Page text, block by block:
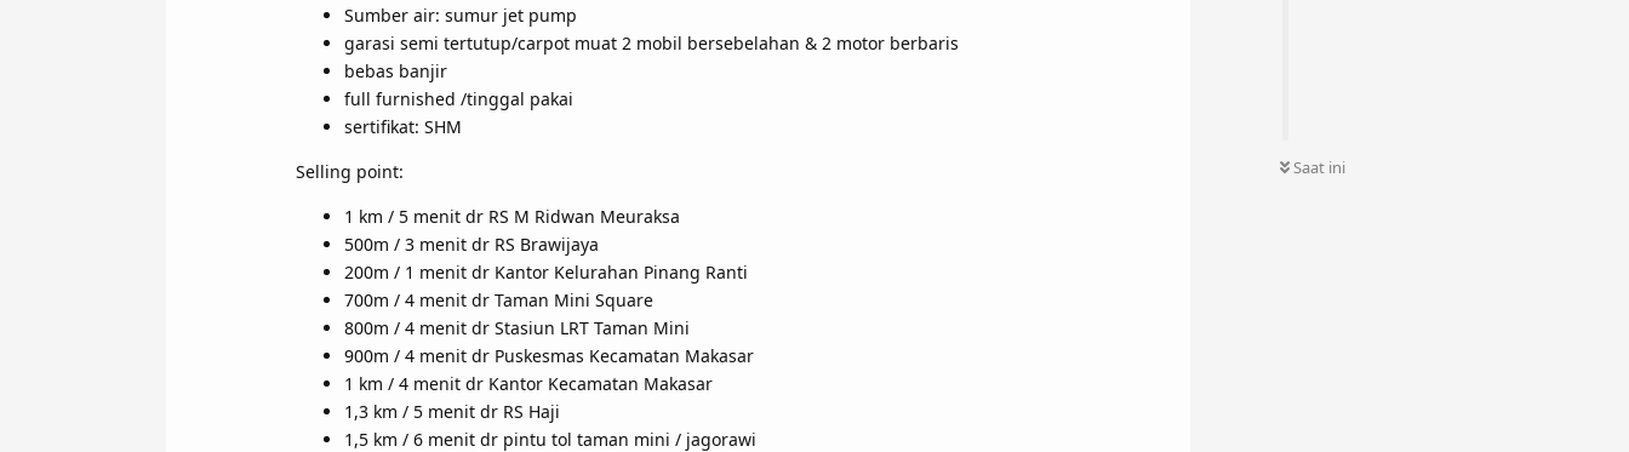
Saat ini
Sumber air: sumur jet pump
garasi semi tertutup/carpot muat 2 mobil bersebelahan & 2 motor berbaris
bebas banjir
full furnished /tinggal pakai
sertifikat: SHM
Selling point:
1 km / 5 menit dr RS M Ridwan Meuraksa
500m / 3 menit dr RS Brawijaya
200m / 1 menit dr Kantor Kelurahan Pinang Ranti
700m / 4 menit dr Taman Mini Square
800m / 4 menit dr Stasiun LRT Taman Mini
900m / 4 menit dr Puskesmas Kecamatan Makasar
1 km / 4 menit dr Kantor Kecamatan Makasar
1,3 km / 5 menit dr RS Haji
1,5 km / 6 menit dr pintu tol taman mini / jagorawi